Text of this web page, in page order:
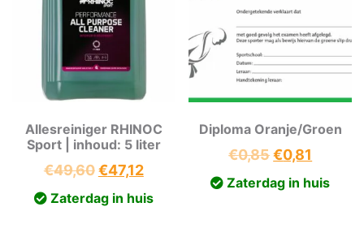
Allesreiniger RHINOC
Sport | inhoud: 5 liter
€49,60Oorspronkelijke
prijs
€47,12Huidige
prijs
Zaterdag in huis
Diploma Oranje/Groen
€0,85
prijs
€0,81
prijs
Zaterdag in huis